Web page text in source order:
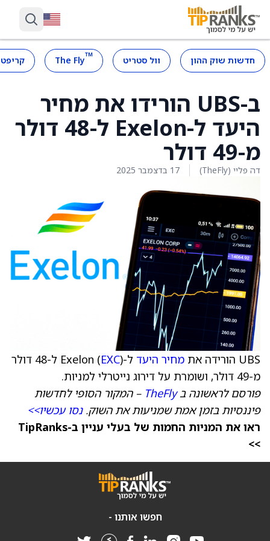
חדשות שוק ההון וול סטריט ™
The Fly
ב-UBS הורידו את מחיר
היעד ל-Exelon ל-48 דולר
מ-49 דולר
דה פליי (TheFly) 17 בדצמבר 2025
UBS הורידה את מחיר היעד ל-Exelon ( EXC
) ל-48 דולר
מ-49 דולר, ושומרת על דירוג נייטרלי למניות.
פורסם לראשונה בTheFly – המקור הסופי לחדשות
פיננסיות בזמן אמת שמניעות את השוק.נסו עכשיו>>
ראו את המניות החמות של בעלי עניין ב-TipRanks
>>
חפשו אותנו -